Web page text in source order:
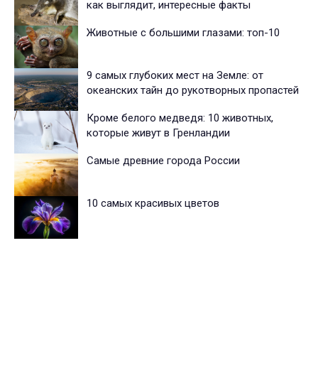
как выглядит, интересные факты
Животные с большими глазами: топ-10
9 самых глубоких мест на Земле: от
океанских тайн до рукотворных пропастей
Кроме белого медведя: 10 животных,
которые живут в Гренландии
Самые древние города России
10 самых красивых цветов